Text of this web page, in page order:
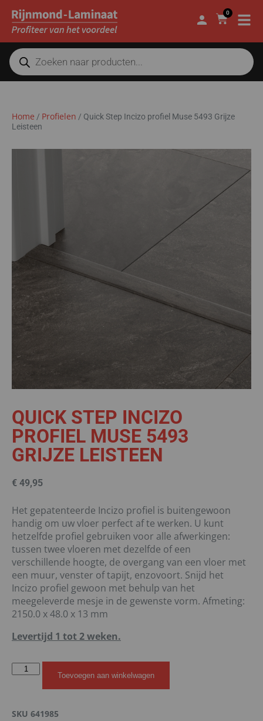
0
Home / Profielen / Quick Step Incizo profiel Muse 5493 Grijze
Leisteen
QUICK STEP INCIZO
PROFIEL MUSE 5493
GRIJZE LEISTEEN
€ 49,95
Het gepatenteerde Incizo profiel is buitengewoon
handig om uw vloer perfect af te werken. U kunt
hetzelfde profiel gebruiken voor alle afwerkingen:
tussen twee vloeren met dezelfde of een
verschillende hoogte, de overgang van een vloer met
een muur, venster of tapijt, enzovoort. Snijd het
Incizo profiel gewoon met behulp van het
meegeleverde mesje in de gewenste vorm. Afmeting:
2150.0 x 48.0 x 13 mm
Levertijd 1 tot 2 weken.
Toevoegen aan winkelwagen
SKU 641985